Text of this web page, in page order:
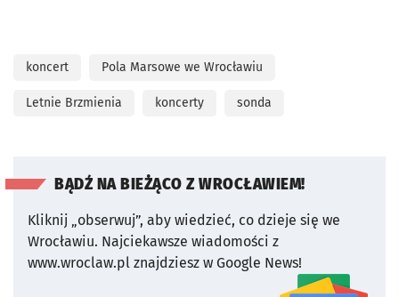
koncert Pola Marsowe we Wrocławiu
Letnie Brzmienia koncerty sonda
BĄDŹ NA BIEŻĄCO Z WROCŁAWIEM!
Kliknij „obserwuj”, aby wiedzieć, co dzieje się we
Wrocławiu. Najciekawsze wiadomości z
www.wroclaw.pl znajdziesz w Google News!